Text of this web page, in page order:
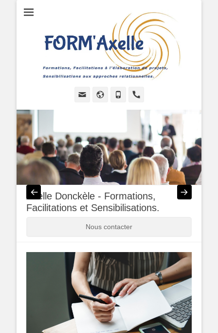
FORMAXELLE -
I.R.A.A.P.P.
Formations, Facilitations à l'élaboration de projets, Sensibilisations
aux approches relationnelles.
Axelle Donckèle - Formations,
Facilitations et Sensibilisations.
Nous contacter